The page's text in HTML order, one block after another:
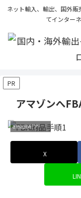
ネット輸入、輸出、国外
てインター
PR
アマゾンへ
amazon(アマゾン)でネットショップ
X